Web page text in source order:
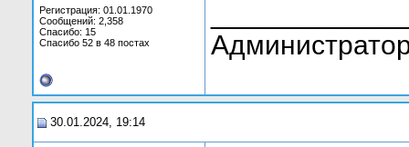
Регистрация: 01.01.1970
Сообщений: 2,358
Спасибо: 15
Спасибо 52 в 48 постах
30.01.2024, 19:14